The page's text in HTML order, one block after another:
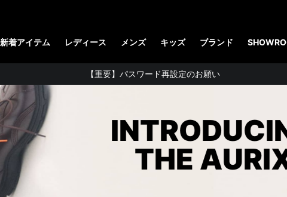
新着アイテム レディース メンズ キッズ ブランド
【重要】パスワード再設定のお願い
会員特典に2000円・3000円OFFが新登場！
ドクターマーチン製品のコピー品にご注意ください。
INTRODUCING
THE AURIX